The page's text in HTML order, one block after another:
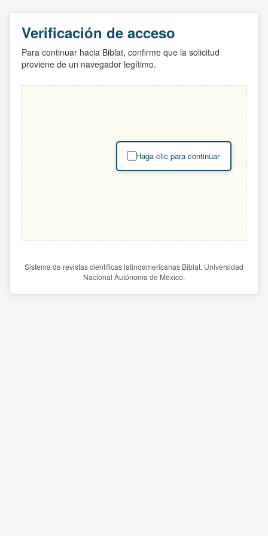
Verificación de acceso
Para continuar hacia Biblat, confirme que la solicitud
proviene de un navegador legítimo.
Haga clic para continuar
Sistema de revistas científicas latinoamericanas Biblat. Universidad
Nacional Autónoma de México.